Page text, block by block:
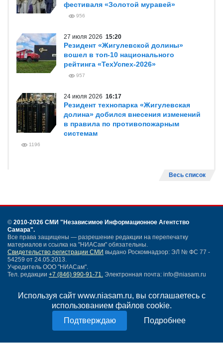
Используя сайт www.niasam.ru, вы соглашаетесь с
использованием файлов cookie.
Подробнее
фестиваля «Золотой муравей»
956
27 июля 2026 15:20
Резидент «Жигулевской долины»
вошел в топ-10 национального
рейтинга «ТехУспех-2026»
957
24 июля 2026 16:17
Резидент технопарка «Жигулевская
долина» добился внесения изменений
в правила по противопожарным
системам
1196
Весь список
© 2010-2026 СМИ "Независимое Информационное Агентство
Самара".
Все права защищены — разрешение редакции на перепечатку
материалов и ссылка на "НИАСам" обязательны.
Свидетельство регистрации СМИ выдано Роскомнадзор: ЭЛ № ФС 77 -
54259 от 24.05.2013.
Учредитель ООО "НИАСам".
Тел. редакции +7 (846) 990-91-71. Электронная почта: info@niasam.ru
Карта сайта
Нашли ошибку?
Политика конфиденциальности
Согласие на обработку персональных данных